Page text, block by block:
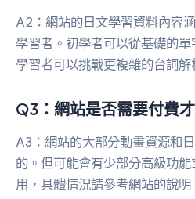
A2：網站的日文學習資料內容
學習者。初學者可以從基礎的
學習者可以挑戰更複雜的台詞解
Q3：網站是否需要付費
A3：網站的大部分動畫資源和
的。但可能會有少部分高級功
用，具體情況請參考網站的說明